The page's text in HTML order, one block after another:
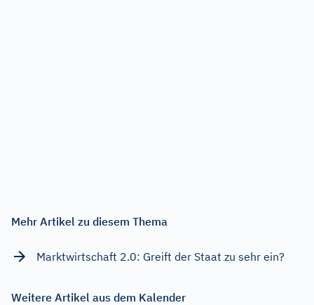
Mehr Artikel zu diesem Thema
Marktwirtschaft 2.0: Greift der Staat zu sehr ein?
Weitere Artikel aus dem Kalender